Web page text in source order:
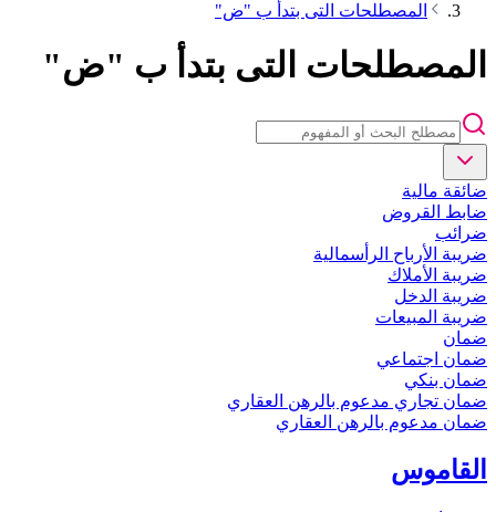
المصطلحات التى بتدأ ب "ض"
المصطلحات التى بتدأ ب "ض"
ضائقة مالية
ضابط القروض
ضرائب
ضريبة الأرباح الرأسمالية
ضريبة الأملاك
ضريبة الدخل
ضريبة المبيعات
ضمان
ضمان اجتماعي
ضمان بنكي
ضمان تجاري مدعوم بالرهن العقاري
ضمان مدعوم بالرهن العقاري
القاموس